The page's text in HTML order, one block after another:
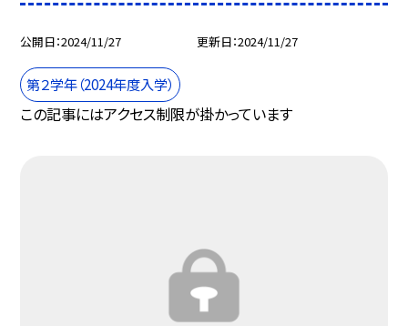
公開日 2024/11/27 更新日 2024/11/27
第２学年（2024年度入学）
この記事にはアクセス制限が掛かっています